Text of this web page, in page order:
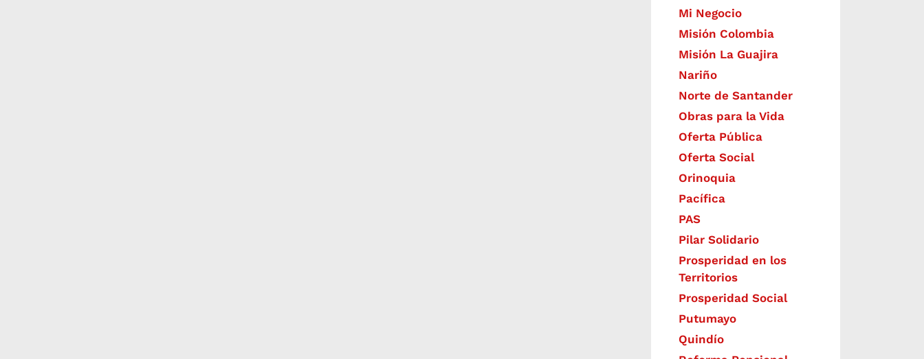
Mi Negocio
Misión Colombia
Misión La Guajira
Nariño
Norte de Santander
Obras para la Vida
Oferta Pública
Oferta Social​​
Orinoquia
Pacífica
PAS
Pilar Solidario
Prosperidad en los
Territorios
Prosperidad Social
Putumayo
Quindío